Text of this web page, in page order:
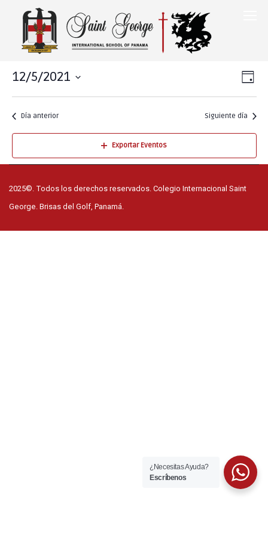
de
de
DÍA
12/5/2021
Día anterior Siguiente día
Exportar Eventos
2025©. Todos los derechos reservados. Colegio Internacional Saint
George. Brisas del Golf, Panamá.
¿Necesitas Ayuda?
Escríbenos